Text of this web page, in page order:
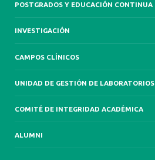
POSTGRADOS Y EDUCACIÓN CONTINUA
INVESTIGACIÓN
CAMPOS CLÍNICOS
UNIDAD DE GESTIÓN DE LABORATORIOS
COMITÉ DE INTEGRIDAD ACADÉMICA
ALUMNI